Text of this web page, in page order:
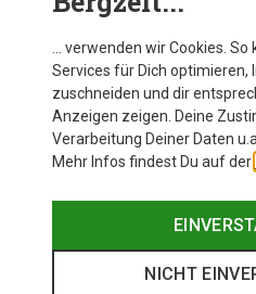
… verwenden wir Cookies.
Services für Dich optimieren,
zuschneiden und dir
Anzeigen zeigen. Deine
Verarbeitung Deiner Daten
Mehr Infos findest Du auf der
NICHT